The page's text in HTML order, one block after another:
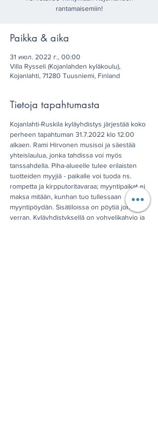
rantamaisemiin!
Paikka & aika
31 июл. 2022 г., 00:00
Villa Rysseli (Kojanlahden kyläkoulu),
Kojanlahti, 71280 Tuusniemi, Finland
Tietoja tapahtumasta
Kojanlahti-Ruskila kyläyhdistys järjestää koko
perheen tapahtuman 31.7.2022 klo 12.00
alkaen. Rami Hirvonen musisoi ja säestää
yhteislaulua, jonka tahdissa voi myös
tanssahdella. Piha-alueelle tulee erilaisten
tuotteiden myyjiä - paikalle voi tuoda ns.
rompetta ja kirpputoritavaraa; myyntipaikat ei
maksa mitään, kunhan tuo tullessaan
myyntipöydän. Sisätiloissa on pöytiä jonkin
verran. Kyläyhdistyksellä on vohvelikahvio ja